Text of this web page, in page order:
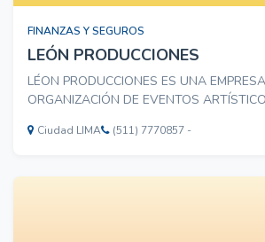
FINANZAS Y SEGUROS
LEÓN PRODUCCIONES
LÉON PRODUCCIONES ES UNA
ORGANIZACIÓN DE EVENTOS
PYME A PRECIOS INCOMPARABLES.
Ciudad LIMA (511) 7770857 -